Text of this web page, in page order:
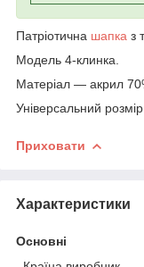
Патріотична шапка з
Модель 4-клинка.
Матеріал ― акрил
Універсальний
Приховати
Характеристики
Основні